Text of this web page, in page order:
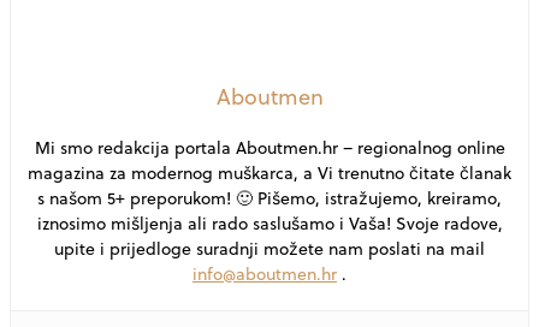
Aboutmen
Mi smo redakcija portala Aboutmen.hr – regionalnog online
magazina za modernog muškarca, a Vi trenutno čitate članak
s našom 5+ preporukom! 🙂 Pišemo, istražujemo, kreiramo,
iznosimo mišljenja ali rado saslušamo i Vaša! Svoje radove,
upite i prijedloge suradnji možete nam poslati na mail
info@aboutmen.hr .